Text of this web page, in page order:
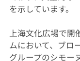
を示しています。
上海文化広場で開
ムにおいて、ブロ
グループのシモー